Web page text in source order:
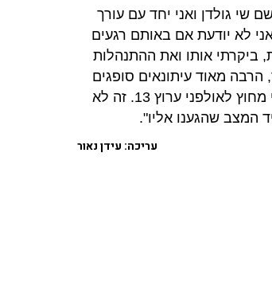
שי גולדן ואני יחד עם עורך
לא יודעת אם באותם רגעים
ביקרתי אותו ואת ההתנהלות
מאוד עיתונאים סופגים
בתקופה האחרונה ואנחנו רואים שזה מדרדר. לדוגמה כתובת הגרפיטי מחוץ לאולפני ערוץ 13. זה לא
המצב שהגענו אליו".
עריכה: עידן נאור